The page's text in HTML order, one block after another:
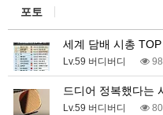
포토
세계 담배 시총
Lv.59 버디버디
드디어 정복했다는
Lv.59 버디버디